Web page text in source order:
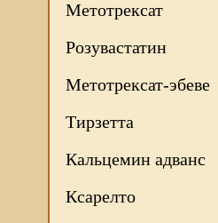
Метотрексат
Розувастатин
Метотрексат-эбеве
Тирзетта
Кальцемин адванс
Ксарелто